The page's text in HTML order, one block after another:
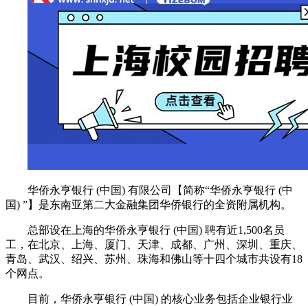
华侨永亨银行 (中国) 有限公司【简称“华侨永亨银行 (中
国) ”】是东南亚第二大金融集团华侨银行的全资附属机构。
总部设在上海的华侨永亨银行 (中国) 聘有近1,500名员
工，在北京、上海、厦门、天津、成都、广州、深圳、重庆、
青岛、武汉、绍兴、苏州、珠海和佛山等十四个城市共设有18
个网点。
目前，华侨永亨银行 (中国) 的核心业务包括企业银行业